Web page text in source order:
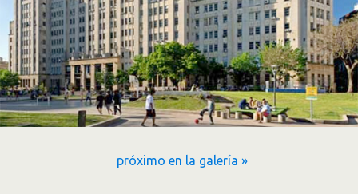
próximo en la galería »